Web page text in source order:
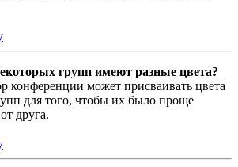
групп имеют разные цвета?
конференции может присваивать цвета
для того, чтобы их было проще
друга.